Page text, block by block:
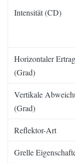
Intensität (CD)
Horizontaler Ertrag
(Grad)
Vertikale
(Grad)
Reflektor-Art
Grelle